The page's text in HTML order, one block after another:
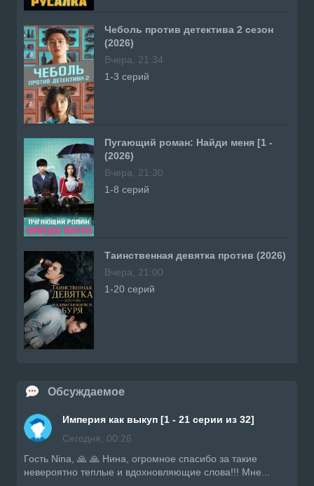
Чеболь против детектива 2 сезон
(2026)
Вчера, 21:34
1-3 серий
Пугающий роман: Найди меня [1 -
(2026)
Вчера, 21:30
1-8 серий
Таинственная девятка против (2026)
Вчера, 21:00
1-20 серий
Обсуждаемое
Империя как выкуп [1 - 21 серии из 32]
Сегодня, 00:26
Гость Nina, 🙏 🙏 Нина, огромное спасибо за такие
невероятно теплые и вдохновляющие слова!!! Мне...